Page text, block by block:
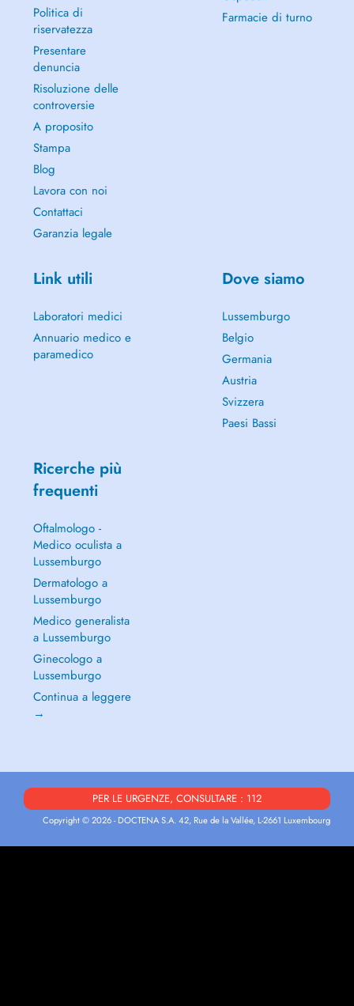
Politica di
riservatezza
Presentare
denuncia
Risoluzione delle
controversie
A proposito
Stampa
Blog
Lavora con noi
Contattaci
Garanzia legale
Farmacie di turno
Link utili
Laboratori medici
Annuario medico e
paramedico
Dove siamo
Lussemburgo
Belgio
Germania
Austria
Svizzera
Paesi Bassi
Ricerche più
frequenti
Oftalmologo -
Medico oculista a
Lussemburgo
Dermatologo a
Lussemburgo
Medico generalista
a Lussemburgo
Ginecologo a
Lussemburgo
Continua a leggere
→
PER LE URGENZE, CONSULTARE : 112
Copyright © 2026 - DOCTENA S.A. 42, Rue de la Vallée, L-2661 Luxembourg